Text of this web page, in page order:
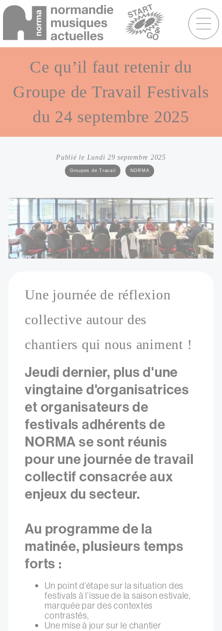
Menu
raccourcis
Ce qu’il faut retenir du
Groupe de Travail Festivals
du 24 septembre 2025
Publié le Lundi 29 septembre 2025
Groupes de Travail NORMA
Une journée de réflexion
collective autour des
chantiers qui nous animent !
Jeudi dernier, plus d'une
vingtaine d'organisatrices
et organisateurs de
festivals adhérents de
NORMA se sont réunis
pour une journée de travail
collectif consacrée aux
enjeux du secteur.
Au programme de la
matinée, plusieurs temps
forts :
Un point d’étape sur la situation des
festivals à l’issue de la saison estivale,
marquée par des contextes
contrastés,
Une mise à jour sur le chantier